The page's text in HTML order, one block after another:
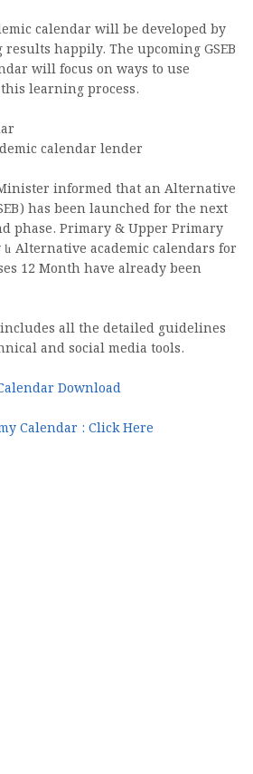
calendar will be developed by
results happily. The upcoming GSEB
will focus on ways to use
learning process.
calendar lender
informed that an Alternative
has been launched for the next
phase. Primary & Upper Primary
և Alternative academic calendars for
12 Month have already been
all the detailed guidelines
and social media tools.
Download
Calendar : Click Here